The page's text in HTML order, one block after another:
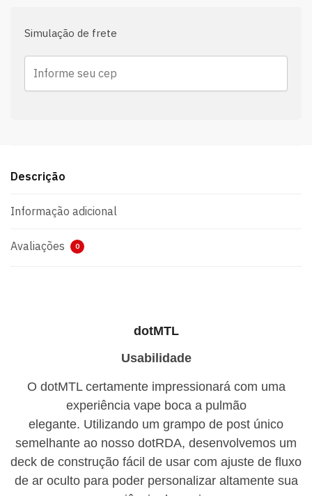
Simulação de frete
Descrição
Informação adicional
Avaliações 0
dotMTL
Usabilidade
O dotMTL certamente impressionará com uma
experiência vape boca a pulmão
elegante. Utilizando um grampo de post único
semelhante ao nosso dotRDA, desenvolvemos um
deck de construção fácil de usar com ajuste de fluxo
de ar oculto para poder personalizar altamente sua